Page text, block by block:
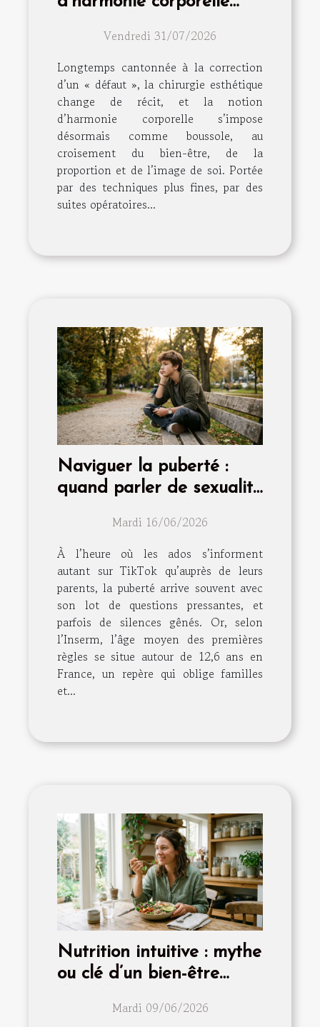
intervention
Vendredi 31/07/2026
Longtemps cantonnée à la correction
d’un « défaut », la chirurgie esthétique
change de récit, et la notion
d’harmonie corporelle s’impose
désormais comme boussole, au
croisement du bien-être, de la
proportion et de l’image de soi. Portée
par des techniques plus fines, par des
suites opératoires...
Naviguer la puberté :
quand parler de sexualité
Mardi 16/06/2026
À l’heure où les ados s’informent
autant sur TikTok qu’auprès de leurs
parents, la puberté arrive souvent avec
son lot de questions pressantes, et
parfois de silences gênés. Or, selon
l’Inserm, l’âge moyen des premières
règles se situe autour de 12,6 ans en
France, un repère qui oblige familles
et...
Nutrition intuitive : mythe
ou clé d’un bien-être
Mardi 09/06/2026